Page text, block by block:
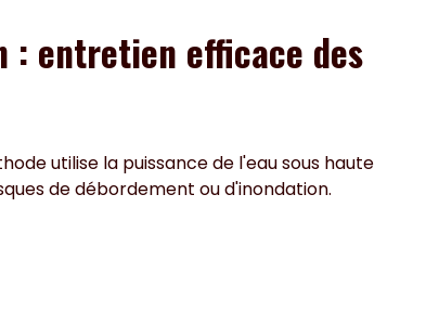
: entretien efficace des
utilise la puissance de l'eau sous haute
de débordement ou d'inondation.